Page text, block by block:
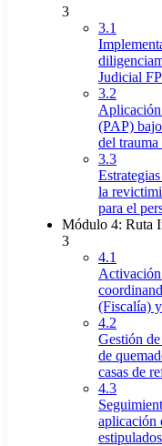
3
3.1
Judicial
3.2
(PAP)
del
3.3
la
para el
Módulo 4: Ruta
3
4.1
(Fiscalía)
4.2
Gestión
de
casas de
4.3
aplicación